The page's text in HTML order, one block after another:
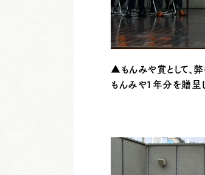
▲もんみや賞として、
もんみや１年分を贈呈